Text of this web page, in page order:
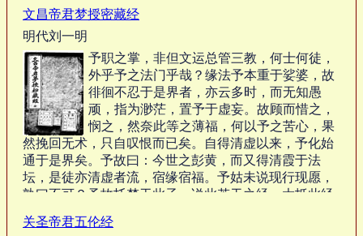
文昌帝君梦授密藏经
明代刘一明
予职之掌，非但文运总管三教，何士何徒，
外乎予之法门乎哉？缘法予本重于娑婆，故
徘徊不忍于是界者，亦云多时，而无知愚
顽，指为渺茫，置予于虚妄。故顾而惜之，
悯之，然奈此等之薄福，何以予之苦心，果
然挽回无术，只自叹恨而已矣。自得清虚以来，予化始
通于是界矣。予故曰：今世之彭黄，而又得清霞于法
坛，是徒亦清虚者流，宿缘宿福。予姑未说现行现愿，
孰曰不可？予故托梦于此子，说此若干之经，大抵此经
关圣帝君五伦经